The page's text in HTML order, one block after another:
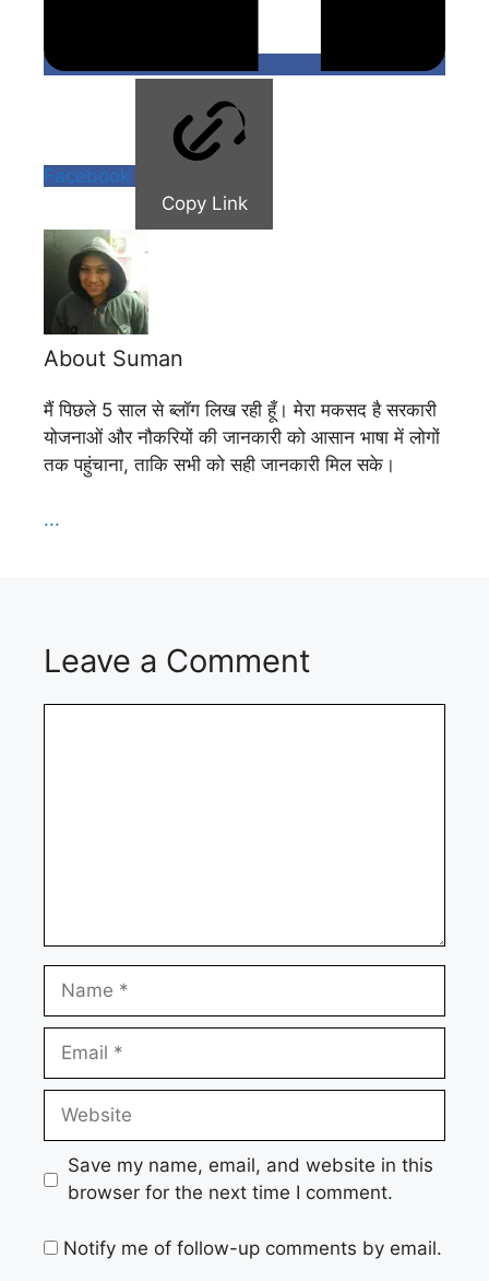
Facebook
Copy Link
About Suman
मैं पिछले 5 साल से ब्लॉग लिख रही हूँ। मेरा मकसद है सरकारी
योजनाओं और नौकरियों की जानकारी को आसान भाषा में लोगों
तक पहुंचाना, ताकि सभी को सही जानकारी मिल सके।
...
Leave a Comment
Name
Email
Website
Save my name, email, and website in this
browser for the next time I comment.
Notify me of follow-up comments by email.